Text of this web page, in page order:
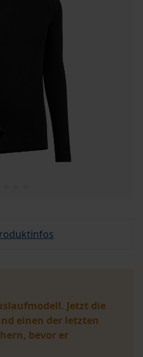
Jetzt die
einen der letzten
bevor er